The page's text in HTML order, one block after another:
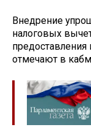
Внедрение
налоговых
отмечают в